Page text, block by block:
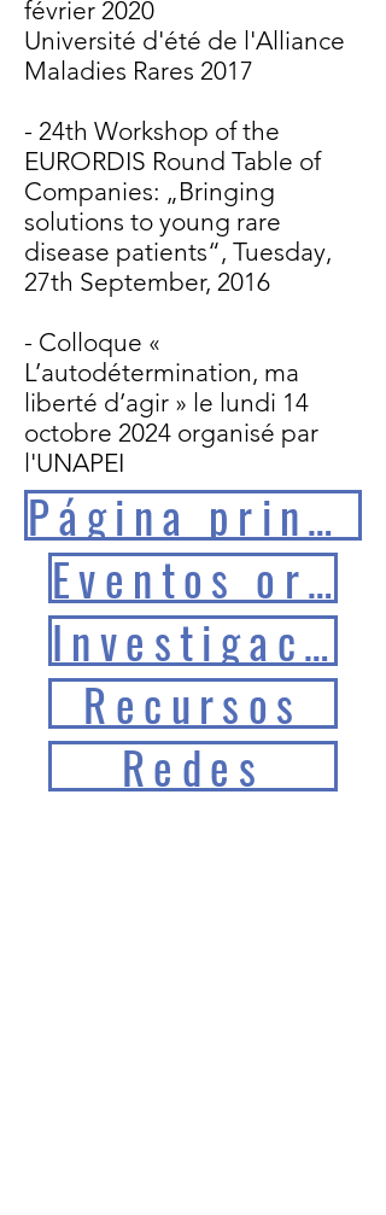
février 2020
Université d'été de l'Alliance
Maladies Rares 2017
- 24th Workshop of the
EURORDIS Round Table of
Companies: „Bringing
solutions to young rare
disease patients“, Tuesday,
27th September, 2016
- Colloque «
L’autodétermination, ma
liberté d’agir » le lundi 14
octobre 2024 organisé par
l'UNAPEI
Página principal EERR
Eventos organizados
Investigación
Recursos
Redes